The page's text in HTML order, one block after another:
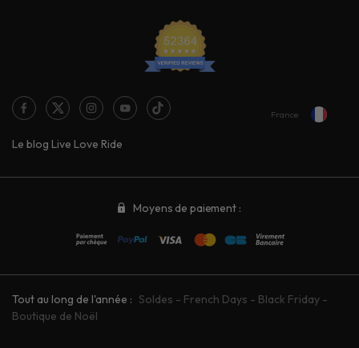
Le blog Live Love Ride
France
Moyens de paiement :
Tout au long de l'année : Soldes - French Days - Black Friday -
Boutique de Noël